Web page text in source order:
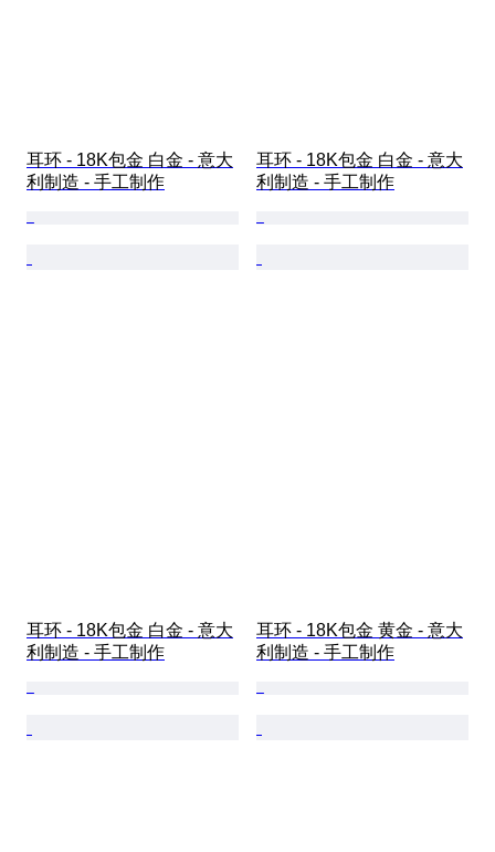
耳环 - 18K包金 白金 - 意大
利制造 - 手工制作
耳环 - 18K包金 白金 - 意大
利制造 - 手工制作
耳环 - 18K包金 白金 - 意大
利制造 - 手工制作
耳环 - 18K包金 黄金 - 意大
利制造 - 手工制作